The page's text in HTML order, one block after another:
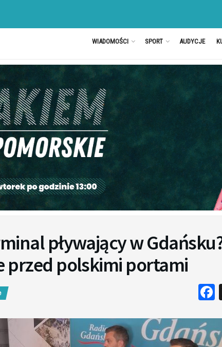
WIADOMOŚCI SPORT AUDYCJE
pływający w
przed polskimi portami